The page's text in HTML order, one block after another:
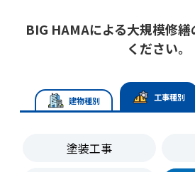
BIG HAMAによる大規模修
ください。
建物種別 工事種別
塗装工事